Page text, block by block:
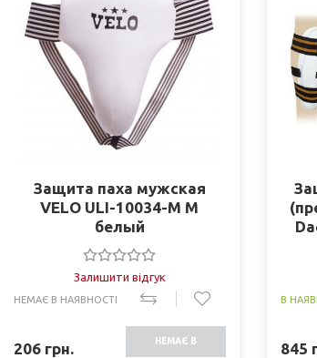
Защита паха мужская
VELO ULI-10034-M M
белый
Залишити відгук
НЕМАЄ В НАЯВНОСТІ
206 грн. НЕМАЄ В
В
845